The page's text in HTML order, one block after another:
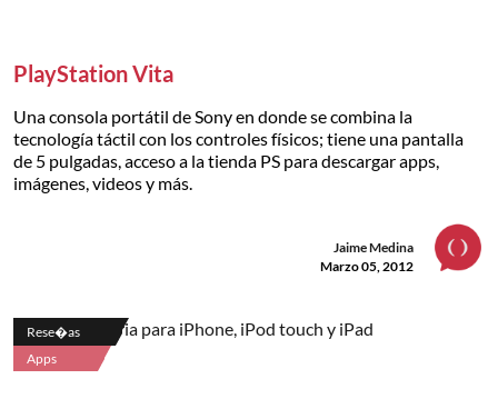
PlayStation Vita
Una consola portátil de Sony en donde se combina la
tecnología táctil con los controles físicos; tiene una pantalla
de 5 pulgadas, acceso a la tienda PS para descargar apps,
imágenes, videos y más.
Jaime Medina
Marzo 05, 2012
Rese�as
Apps